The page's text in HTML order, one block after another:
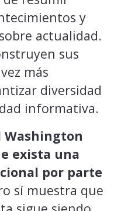
y
actualidad.
sus
más
diversidad
informativa.
Washington
exista una
por parte
sí muestra que